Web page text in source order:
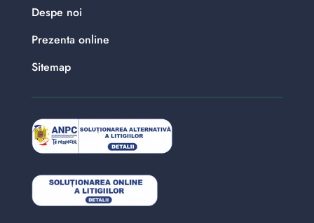
Despe noi
Prezenta online
Sitemap